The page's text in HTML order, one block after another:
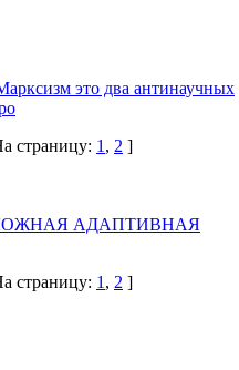
это два антинаучных
страницу: 1 , 2 ]
АДАПТИВНАЯ
страницу: 1 , 2 ]